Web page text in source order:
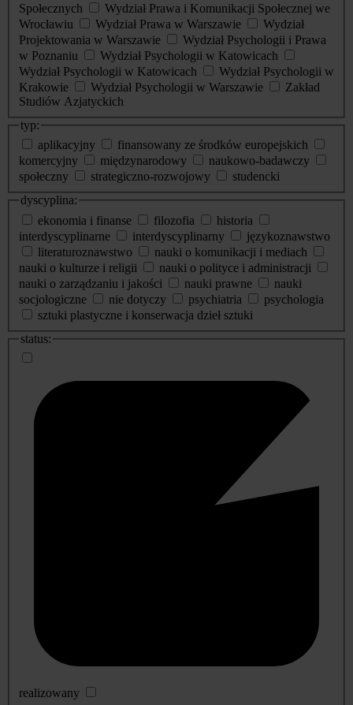
Społecznych
Wydział Prawa i Komunikacji Społecznej we
Wrocławiu
Wydział Prawa w Warszawie
Wydział
Projektowania w Warszawie
Wydział Psychologii i Prawa
w Poznaniu
Wydział Psychologii w Katowicach
Wydział Psychologii w Katowicach
Wydział Psychologii w
Krakowie
Wydział Psychologii w Warszawie
Zakład
Studiów Azjatyckich
typ:
aplikacyjny
finansowany ze środków europejskich
komercyjny
międzynarodowy
naukowo-badawczy
społeczny
strategiczno-rozwojowy
studencki
dyscyplina:
ekonomia i finanse
filozofia
historia
interdyscyplinarne
interdyscyplinarny
językoznawstwo
literaturoznawstwo
nauki o komunikacji i mediach
nauki o kulturze i religii
nauki o polityce i administracji
nauki o zarządzaniu i jakości
nauki prawne
nauki
socjologiczne
nie dotyczy psychiatria
psychologia
sztuki plastyczne i konserwacja dzieł sztuki
status:
realizowany